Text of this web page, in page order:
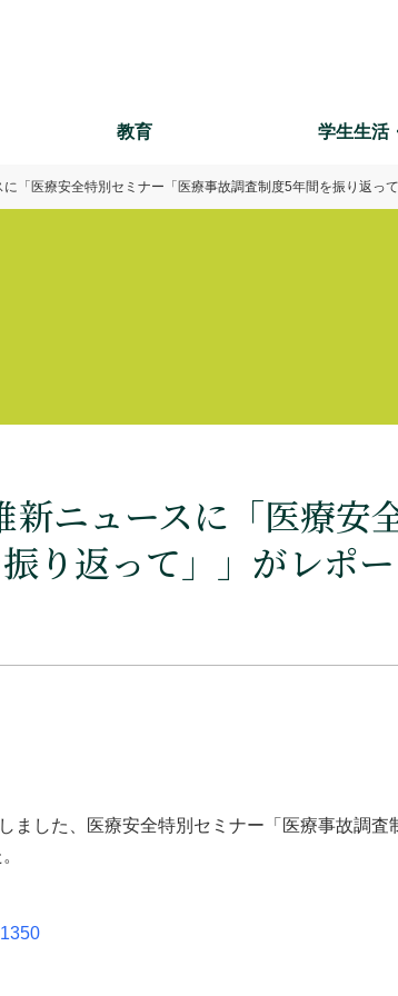
教育 学生生活
「医療安全特別セミナー「医療事故調査制度5年間を振り返っ
ニュースに「医療安
り返って」」がレポ
ました、医療安全特別セミナー「医療事故調査